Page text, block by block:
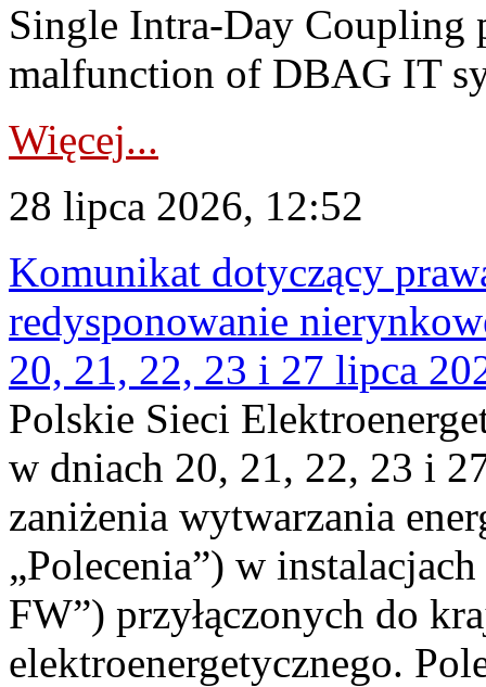
Single Intra-Day Coupling
malfunction of DBAG IT
Więcej...
28 lipca 2026, 12:52
Komunikat dotyczący
redysponowanie
20, 21, 22, 23 i 27 lipca
Polskie Sieci
w dniach 20, 21, 22, 23 i
zaniżenia wytwarzania
„Polecenia”) w
FW”) przyłączonych do
elektroenergetycznego.